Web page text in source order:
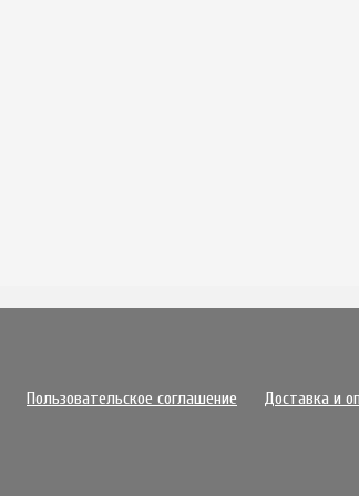
Пользовательское соглашение
Доставка и